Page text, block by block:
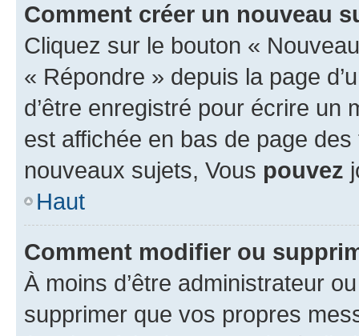
Comment créer un nouveau
Cliquez sur le bouton «
« Répondre » depuis la page
d’être enregistré pour écrire un
est affichée en bas de page
nouveaux sujets, Vous pouvez
Haut
Comment modifier ou
À moins d’être administrateur
supprimer que vos propres